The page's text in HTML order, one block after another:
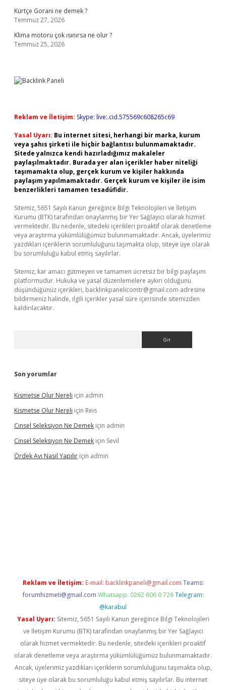
Kürtçe Gorani ne demek ?
Temmuz 27, 2026
Klima motoru çok ısınırsa ne olur ?
Temmuz 25, 2026
Reklam ve İletişim: Skype: live:.cid.575569c608265c69
Yasal Uyarı: Bu internet sitesi, herhangi bir marka, kurum
veya şahıs şirketi ile hiçbir bağlantısı bulunmamaktadır.
Sitede yalnızca kendi hazırladığımız makaleler
paylaşılmaktadır. Burada yer alan içerikler haber niteliği
taşımamakta olup, gerçek kurum ve kişiler hakkında
paylaşım yapılmamaktadır. Gerçek kurum ve kişiler ile isim
benzerlikleri tamamen tesadüfidir.
Sitemiz, 5651 Sayılı Kanun gereğince Bilgi Teknolojileri ve İletişim
Kurumu (BTK) tarafından onaylanmış bir Yer Sağlayıcı olarak hizmet
vermektedir. Bu nedenle, sitedeki içerikleri proaktif olarak denetleme
veya araştırma yükümlülüğümüz bulunmamaktadır. Ancak, üyelerimiz
yazdıkları içeriklerin sorumluluğunu taşımakta olup, siteye üye olarak
bu sorumluluğu kabul etmiş sayılırlar.
Sitemiz, kar amacı gütmeyen ve tamamen ücretsiz bir bilgi paylaşım
platformudur. Hukuka ve yasal düzenlemelere aykırı olduğunu
düşündüğünüz içerikleri, backlinkpanelicomtr@gmail.com adresine
bildirmeniz halinde, ilgili içerikler yasal süre içerisinde sitemizden
kaldırılacaktır.
Son yorumlar
Kismetse Olur Nereli için admin
Kismetse Olur Nereli için Reis
Cinsel Seleksiyon Ne Demek için admin
Cinsel Seleksiyon Ne Demek için Sevil
Ördek Avı Nasıl Yapılır için admin
Reklam ve İletişim: E-mail: backlinkpaneli@gmail.com Teams:
forumhizmeti@gmail.com Whatsapp: 0262 606 0 726 Telegram:
@karabul
Yasal Uyarı: Sitemiz, 5651 Sayılı Kanun gereğince Bilgi Teknolojileri
ve İletişim Kurumu (BTK) tarafından onaylanmış bir Yer Sağlayıcı
olarak hizmet vermektedir. Bu nedenle, sitedeki içerikleri proaktif
olarak denetleme veya araştırma yükümlülüğümüz bulunmamaktadır.
Ancak, üyelerimiz yazdıkları içeriklerin sorumluluğunu taşımakta olup,
siteye üye olarak bu sorumluluğu kabul etmiş sayılırlar. Bu internet